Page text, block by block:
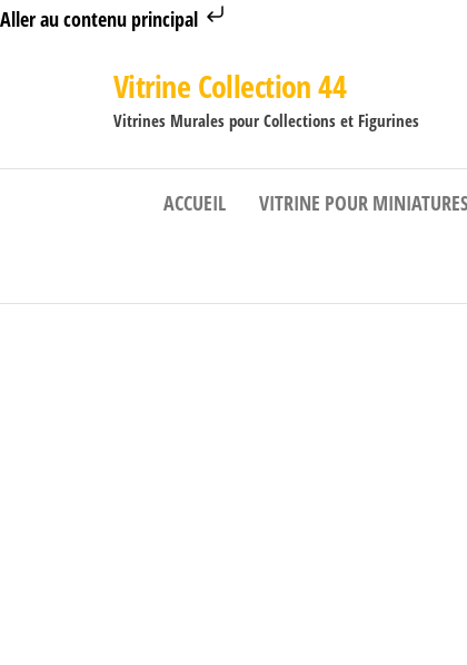
Aller au contenu principal
Vitrine Collection 44
Vitrines Murales pour Collections et Figurines
ACCUEIL VITRINE POUR MINIATURES